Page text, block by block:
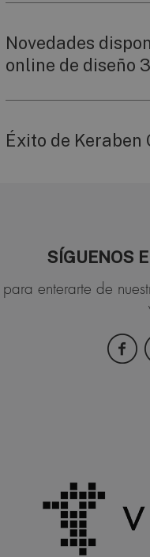
Novedades
online de diseño
Éxito de Keraben
SÍGUENOS
para enterarte de